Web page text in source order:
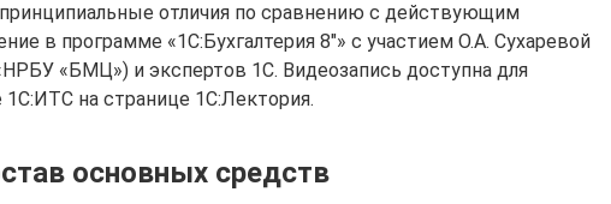
отличия по сравнению с действующим
в программе «1С:Бухгалтерия 8″» с участием О.А. Сухаревой
«БМЦ») и экспертов 1С. Видеозапись доступна для
1С:ИТС на странице 1С:Лектория.
основных средств